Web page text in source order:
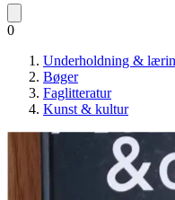
0
Underholdning &
Bøger
Faglitteratur
Kunst & kultur